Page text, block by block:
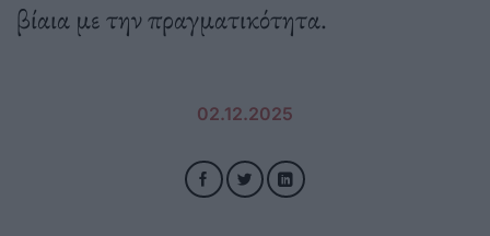
βίαια με την πραγματικότητα.
02.12.2025